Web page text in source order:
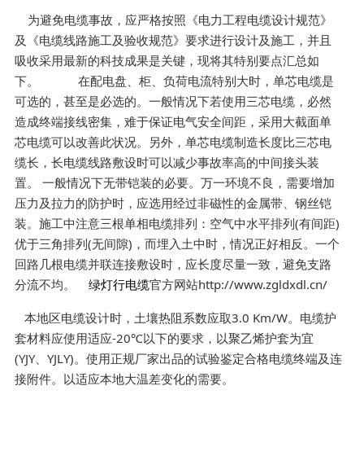
为避免电缆事故，应严格按照《电力工程电缆设计规范》
及《电缆线路施工及验收规范》要求进行设计及施工，并且
吸收采用最新的科技成果是关键，现将其特别要点汇总如
下。 在配电盘、柜、负荷电流特别大时，单芯电缆是
可选的，甚至是必选的。一般情况下若使用三芯电缆，必然
造成终端接线密集，难于保证电气安全间距，采用大截面单
芯电缆可以改善此状况。另外，单芯电缆制造长度比三芯电
缆长，长电缆线路敷设时可以减少事故率高的中间接头装
置。 一般情况下无带铠装的必要。万一环境不良，需要增加
压力及拉力的防护时，应选用经过非磁性的金属带、钢丝铠
装。施工中注意三根单相电缆排列：空气中水平排列(有间距)
优于三角排列(无间隙)，而埋入土中时，情况正好相反。一个
回路几根电缆并联连接敷设时，应长度尽量一致，避免支路
分流不均。绿灯行电缆官方网站http://www.zgldxdl.cn/
本地区电缆设计时，土壤热阻系数应取3.0 Km/W。电缆护
套材料应使用适应-20℃以下的要求，以聚乙烯护套为宜
(YJY、YJLY)。使用正规厂家出品的试验鉴定合格电缆终端及连
接附件。以适应本地大温差变化的需要。